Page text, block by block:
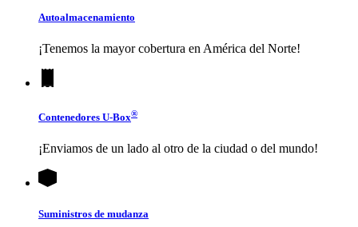
Autoalmacenamiento
¡Tenemos la mayor cobertura en América del Norte!
Contenedores U-Box®
¡Enviamos de un lado al otro de la ciudad o del mundo!
Suministros de mudanza